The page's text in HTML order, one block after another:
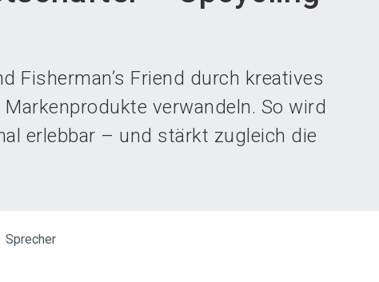
Fisherman’s Friend durch kreatives
verwandeln. So wird
erlebbar – und stärkt zugleich die
Sprecher